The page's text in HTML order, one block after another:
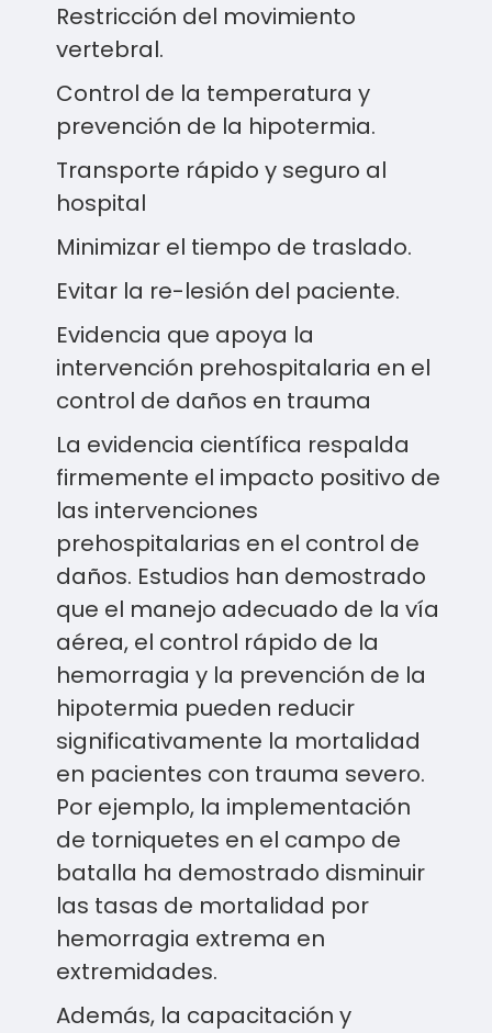
Restricción del movimiento
vertebral.
Control de la temperatura y
prevención de la hipotermia.
Transporte rápido y seguro al
hospital
Minimizar el tiempo de traslado.
Evitar la re-lesión del paciente.
Evidencia que apoya la
intervención prehospitalaria en el
control de daños en trauma
La evidencia científica respalda
firmemente el impacto positivo de
las intervenciones
prehospitalarias en el control de
daños. Estudios han demostrado
que el manejo adecuado de la vía
aérea, el control rápido de la
hemorragia y la prevención de la
hipotermia pueden reducir
significativamente la mortalidad
en pacientes con trauma severo.
Por ejemplo, la implementación
de torniquetes en el campo de
batalla ha demostrado disminuir
las tasas de mortalidad por
hemorragia extrema en
extremidades.
Además, la capacitación y